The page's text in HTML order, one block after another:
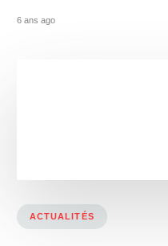
6 ans ago
ACTUALITÉS